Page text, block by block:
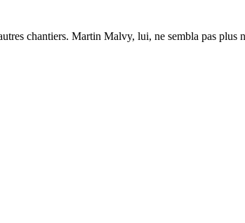
chantiers. Martin Malvy, lui, ne sembla pas